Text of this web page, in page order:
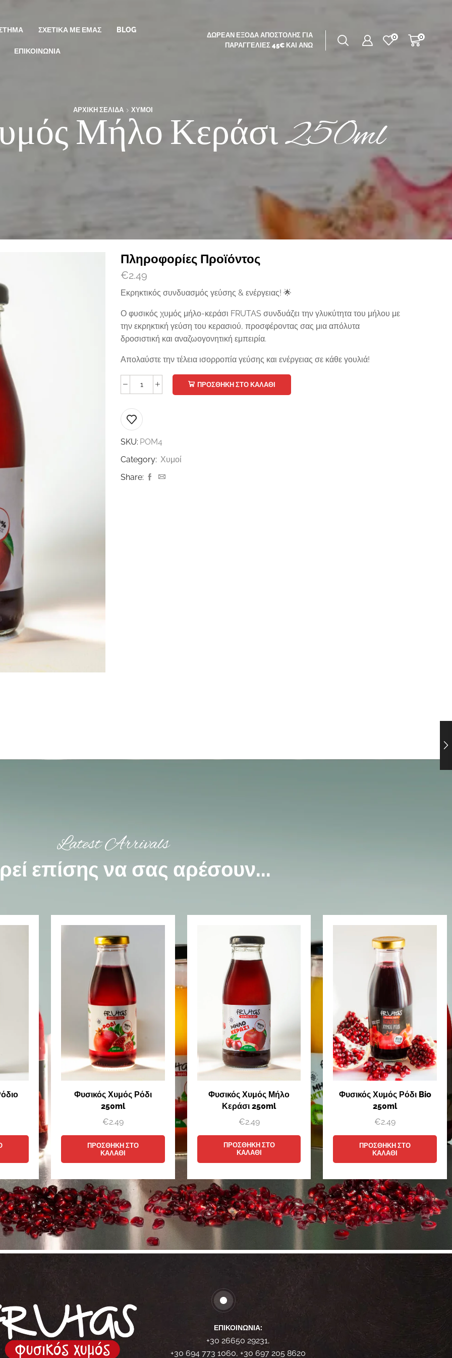
ΣΧΕΤΙΚΆ ΜΕ ΕΜΆΣ BLOG
ΕΠΙΚΟΙΝΩΝΊΑ
ΔΩΡΕΆΝ ΈΞΟΔΑ ΑΠΟΣΤΟΛΉΣ ΓΙΑ
ΠΑΡΑΓΓΕΛΊΕΣ 45€ ΚΑΙ ΆΝΩ
0 0
ΑΡΧΙΚΉ ΣΕΛΊΔΑ ΧΥΜΟΊ
Μήλο Κεράσι 250ml
Πληροφορίες Προϊόντος
€2.49
Εκρηκτικός συνδυασμός γεύσης & ενέργειας! 🌟
Ο φυσικός χυμός μήλο-κεράσι FRUTAS συνδυάζει την γλυκύτητα του μήλου με
την εκρηκτική γεύση του κερασιού, προσφέροντας σας μια απόλυτα
δροσιστική και αναζωογονητική εμπειρία.
Απολαύστε την τέλεια ισορροπία γεύσης και ενέργειας σε κάθε γουλιά!
ΠΡΟΣΘΉΚΗ ΣΤΟ ΚΑΛΆΘΙ
SKU: POM4
Category: Χυμοί
Share:
Latest Arrivals
επίσης να σας αρέσουν...
Φυσικός Χυμός Ρόδι
250ml
€2.49
ΠΡΟΣΘΉΚΗ ΣΤΟ
ΚΑΛΆΘΙ
Φυσικός Χυμός Μήλο
Κεράσι 250ml
€2.49
ΠΡΟΣΘΉΚΗ ΣΤΟ
ΚΑΛΆΘΙ
Φυσικός Χυμός Ρόδι Bio
250ml
€2.49
ΠΡΟΣΘΉΚΗ ΣΤΟ
ΚΑΛΆΘΙ
ΕΠΙΚΟΙΝΩΝΊΑ:
+30 26650 29231,
+30 694 773 1060, +30 697 205 8620